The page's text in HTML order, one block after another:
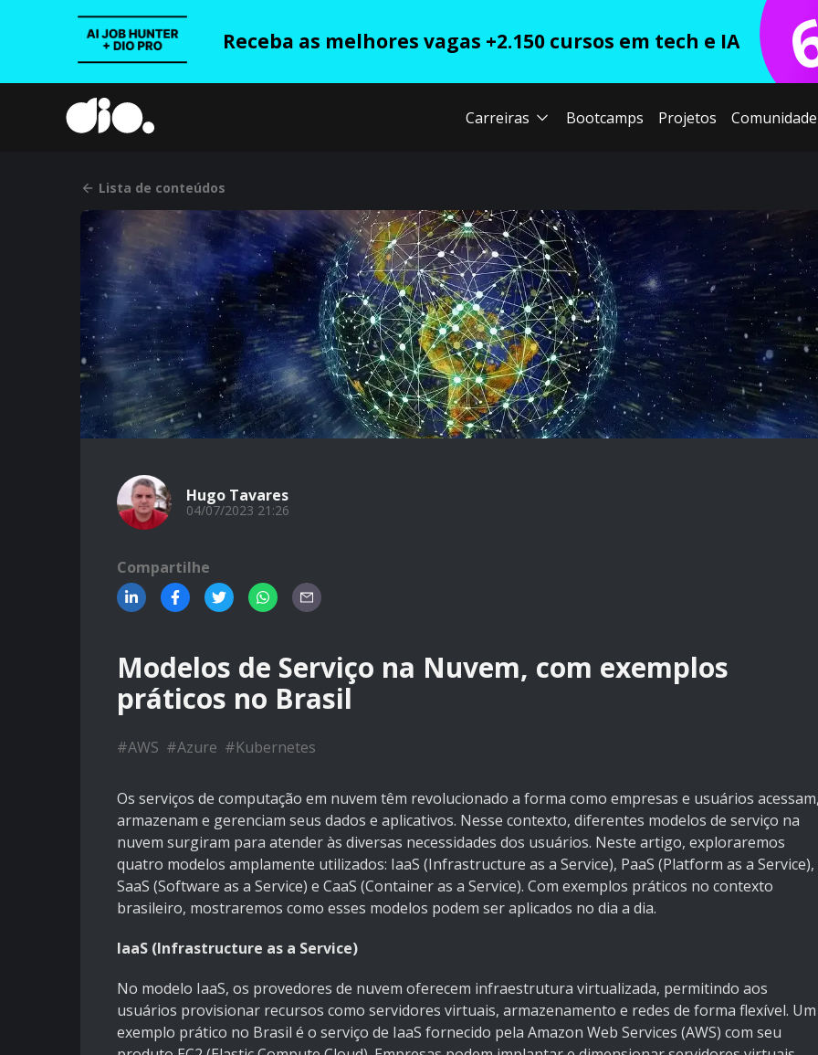
Receba as melhores vagas +2.150 cursos em tech e IA
Carreiras Bootcamps Projetos Comunidade
Lista de conteúdos
Hugo Tavares
04/07/2023 21:26
Compartilhe
Modelos de Serviço na Nuvem, com exemplos
práticos no Brasil
#AWS #Azure #Kubernetes
Os serviços de computação em nuvem têm revolucionado a forma como empresas e usuários
armazenam e gerenciam seus dados e aplicativos. Nesse contexto, diferentes modelos de serviço na
nuvem surgiram para atender às diversas necessidades dos usuários. Neste artigo, exploraremos
quatro modelos amplamente utilizados: IaaS (Infrastructure as a Service), PaaS (Platform as a Service),
SaaS (Software as a Service) e CaaS (Container as a Service). Com exemplos práticos no contexto
brasileiro, mostraremos como esses modelos podem ser aplicados no dia a dia.
IaaS (Infrastructure as a Service)
No modelo IaaS, os provedores de nuvem oferecem infraestrutura virtualizada, permitindo aos
usuários provisionar recursos como servidores virtuais, armazenamento e redes de forma flexível. Um
exemplo prático no Brasil é o serviço de IaaS fornecido pela Amazon Web Services (AWS) com seu